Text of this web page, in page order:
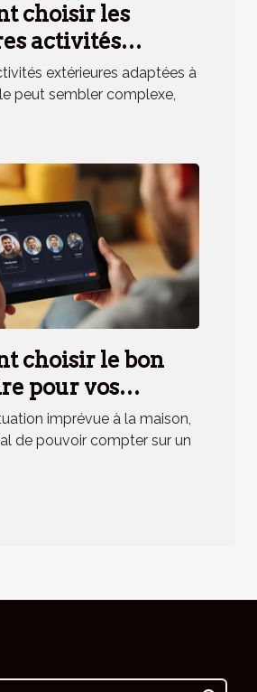
choisir les
activités
pour toute la
extérieures adaptées à
peut sembler complexe,
choisir le bon
pour vos
domestiques ?
imprévue à la maison,
de pouvoir compter sur un